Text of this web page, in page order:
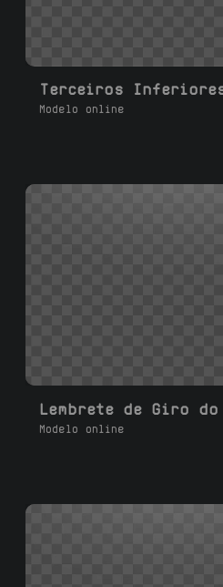
Modelo online
Modelo online